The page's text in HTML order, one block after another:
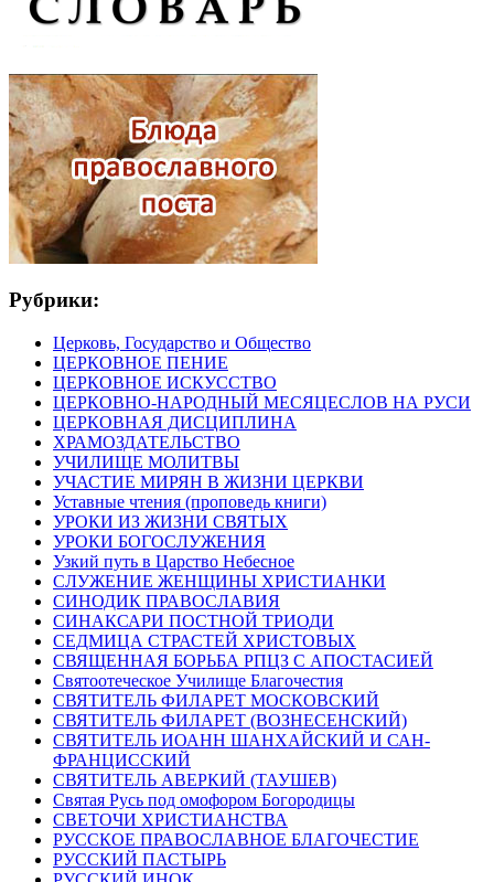
Рубрики:
Церковь, Государство и Общество
ЦЕРКОВНОЕ ПЕНИЕ
ЦЕРКОВНОЕ ИСКУССТВО
ЦЕРКОВНО-НАРОДНЫЙ МЕСЯЦЕСЛОВ НА РУСИ
ЦЕРКОВНАЯ ДИСЦИПЛИНА
ХРАМОЗДАТЕЛЬСТВО
УЧИЛИЩЕ МОЛИТВЫ
УЧАСТИЕ МИРЯН В ЖИЗНИ ЦЕРКВИ
Уставные чтения (проповедь книги)
УРОКИ ИЗ ЖИЗНИ СВЯТЫХ
УРОКИ БОГОСЛУЖЕНИЯ
Узкий путь в Царство Небесное
СЛУЖЕНИЕ ЖЕНЩИНЫ ХРИСТИАНКИ
СИНОДИК ПРАВОСЛАВИЯ
СИНАКСАРИ ПОСТНОЙ ТРИОДИ
СЕДМИЦА СТРАСТЕЙ ХРИСТОВЫХ
СВЯЩЕННАЯ БОРЬБА РПЦЗ С АПОСТАСИЕЙ
Святоотеческое Училище Благочестия
СВЯТИТЕЛЬ ФИЛАРЕТ МОСКОВСКИЙ
СВЯТИТЕЛЬ ФИЛАРЕТ (ВОЗНЕСЕНСКИЙ)
СВЯТИТЕЛЬ ИОАНН ШАНХАЙСКИЙ И САН-
ФРАНЦИССКИЙ
СВЯТИТЕЛЬ АВЕРКИЙ (ТАУШЕВ)
Святая Русь под омофором Богородицы
СВЕТОЧИ ХРИСТИАНСТВА
РУССКОЕ ПРАВОСЛАВНОЕ БЛАГОЧЕСТИЕ
РУССКИЙ ПАСТЫРЬ